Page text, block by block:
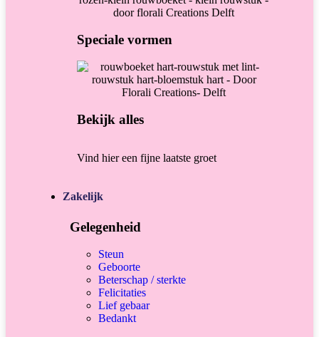
Speciale vormen
Bekijk alles
Vind hier een fijne laatste groet
Zakelijk
Gelegenheid
Steun
Geboorte
Beterschap / sterkte
Felicitaties
Lief gebaar
Bedankt